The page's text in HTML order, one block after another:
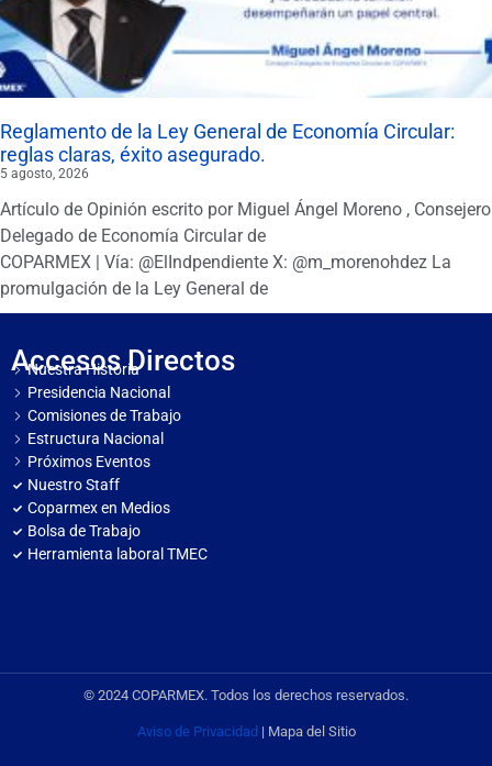
Reglamento de la Ley General de Economía Circular:
reglas claras, éxito asegurado.
5 agosto, 2026
Artículo de Opinión escrito por Miguel Ángel Moreno , Consejero
Delegado de Economía Circular de
COPARMEX | Vía: @ElIndpendiente X: @m_morenohdez La
promulgación de la Ley General de
Accesos Directos
Nuestra Historia
Presidencia Nacional
Comisiones de Trabajo
Estructura Nacional
Próximos Eventos
Nuestro Staff
Coparmex en Medios
Bolsa de Trabajo
Herramienta laboral TMEC
© 2024 COPARMEX. Todos los derechos reservados.
Aviso de Privacidad | Mapa del Sitio